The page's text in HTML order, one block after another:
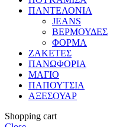
ΠΑΝΤΕΛΟΝΙΑ
JEANS
ΒΕΡΜΟΥΔΕΣ
ΦΟΡΜΑ
ΖΑΚΕΤΕΣ
ΠΑΝΩΦΟΡΙΑ
ΜΑΓΙΟ
ΠΑΠΟΥΤΣΙΑ
ΑΞΕΣΟΥΑΡ
Shopping cart